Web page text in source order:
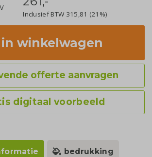
Inclusief BTW 315,81 (21%)
in winkelwagen
offerte aanvragen
digitaal voorbeeld
bedrukking